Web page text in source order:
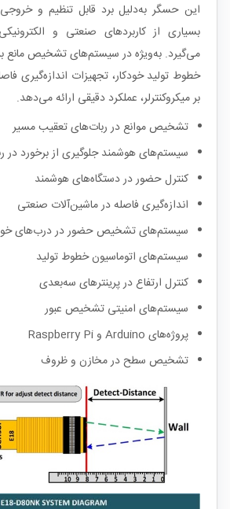
این حسگر به‌دلیل برد قابل تنظیم و
بسیاری از کاربردهای صنعتی و
می‌گیرد. به‌ویژه در سیستم‌های تشخیص مانع
خطوط تولید خودکار، تجهیزات اندازه‌گیری
بر میکروکنترلر، عملکرد دقیقی ارائه می‌دهد.
تشخیص موانع در ربات‌های تعقیب مسیر
سیستم‌های هوشمند جلوگیری از برخورد در
کنترل حضور در دستگاه‌های هوشمند
اندازه‌گیری فاصله در ماشین‌آلات صنعتی
سیستم‌های تشخیص حضور در درب‌های
سیستم‌های اتوماسیون خطوط تولید
کنترل ارتفاع در پرینترهای سه‌بعدی
سیستم‌های امنیتی تشخیص عبور
پروژه‌های Arduino و Raspberry Pi
تشخیص سطح در مخازن و ظروف